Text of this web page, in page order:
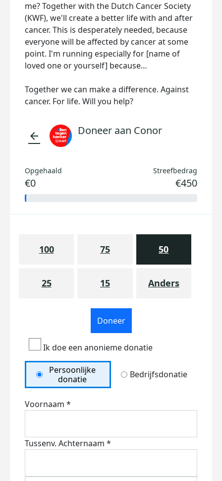
me? Together with the Dutch Cancer Society
(KWF), we'll create a better life with and after
cancer. This is desperately needed, because
everyone will be affected by cancer at some
point. I'm running especially for [name of
loved one or yourself] because…
Together we can make a difference. Against
cancer. For life. Will you help?
arrow_back Doneer aan Conor
Opgehaald
€0
Streefbedrag
€450
100 75 50
25 15 Anders
Doneer
Ik doe een anonieme donatie
Persoonlijke
donatie
Bedrijfsdonatie
Voornaam *
Tussenv. Achternaam *